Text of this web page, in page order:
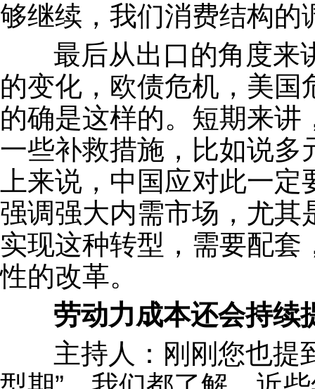
够继续，我们消费结构的
最后从出口的角度来
的变化，欧债危机，美
的确是这样的。短期来
一些补救措施，比如说多
上来说，中国应对此一
强调强大内需市场，尤其
实现这种转型，需要配
性的改革。
劳动力成本还会持续
主持人：刚刚您也提